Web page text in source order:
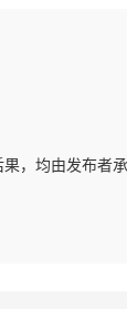
，均由发布者